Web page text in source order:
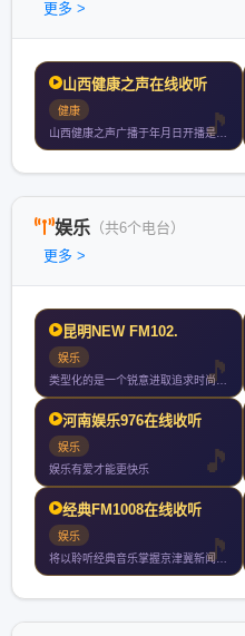
更多 >
山西健康之声在线收听
健康
山西健康之声广播于年月日开播是全国首家医疗卫生专业广播全天播
娱乐 （共6个电台）
更多 >
昆明NEW FM102.
娱乐
类型化的是一个锐意进取追求时尚品质的广播频率是昆明地区最具影
河南娱乐976在线收听
娱乐
娱乐有爱才能更快乐
经典FM1008在线收听
娱乐
将以聆听经典音乐掌握京津冀新闻动态为宗旨经典广播从广播出发融